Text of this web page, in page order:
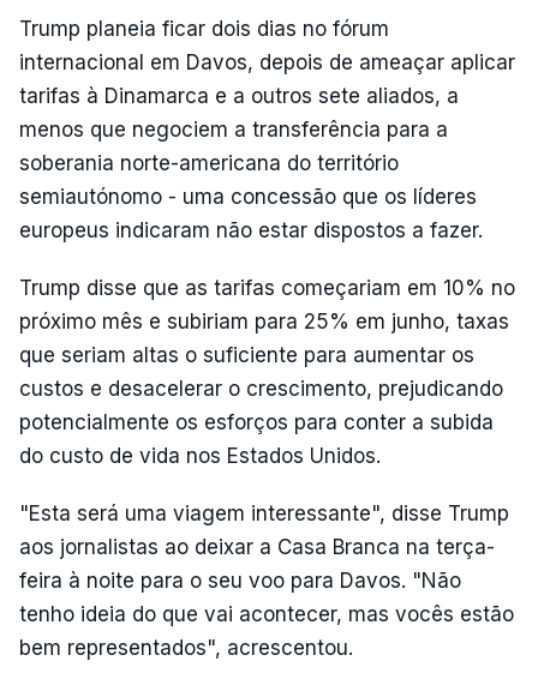
Trump planeia ficar dois dias no fórum
internacional em Davos, depois de ameaçar aplicar
tarifas à Dinamarca e a outros sete aliados, a
menos que negociem a transferência para a
soberania norte-americana do território
semiautónomo - uma concessão que os líderes
europeus indicaram não estar dispostos a fazer.
Trump disse que as tarifas começariam em 10% no
próximo mês e subiriam para 25% em junho, taxas
que seriam altas o suficiente para aumentar os
custos e desacelerar o crescimento, prejudicando
potencialmente os esforços para conter a subida
do custo de vida nos Estados Unidos.
"Esta será uma viagem interessante", disse Trump
aos jornalistas ao deixar a Casa Branca na terça-
feira à noite para o seu voo para Davos. "Não
tenho ideia do que vai acontecer, mas vocês estão
bem representados", acrescentou.